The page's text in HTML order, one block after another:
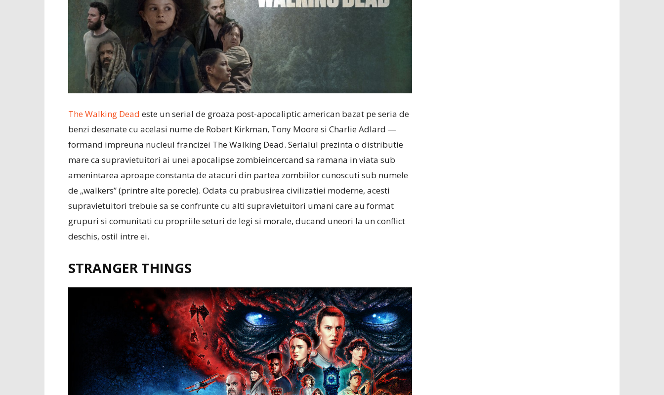
The Walking Dead este un serial de groaza post-apocaliptic american bazat pe seria de
benzi desenate cu acelasi nume de Robert Kirkman, Tony Moore si Charlie Adlard —
formand impreuna nucleul francizei The Walking Dead. Serialul prezinta o distributie
mare ca supravietuitori ai unei apocalipse zombieincercand sa ramana in viata sub
amenintarea aproape constanta de atacuri din partea zombiilor cunoscuti sub numele
de „walkers” (printre alte porecle). Odata cu prabusirea civilizatiei moderne, acesti
supravietuitori trebuie sa se confrunte cu alti supravietuitori umani care au format
grupuri si comunitati cu propriile seturi de legi si morale, ducand uneori la un conflict
deschis, ostil intre ei.
STRANGER THINGS